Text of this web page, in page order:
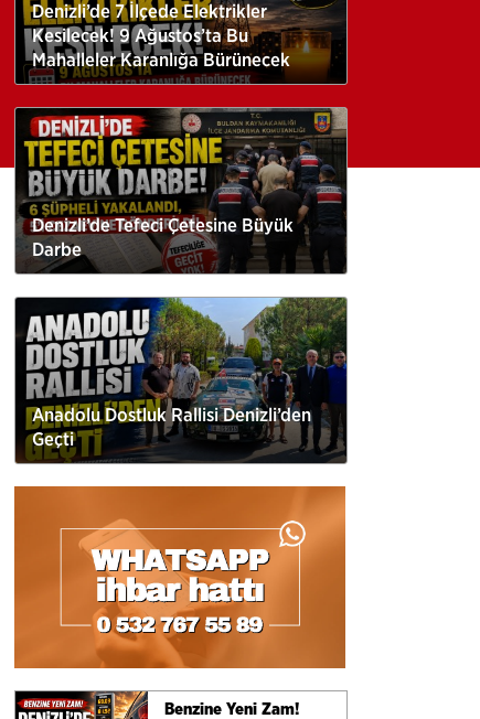
Denizli’de 7 İlçede Elektrikler
Kesilecek! 9 Ağustos’ta Bu
Mahalleler Karanlığa Bürünecek
Denizli’de Tefeci Çetesine Büyük
Darbe
Anadolu Dostluk Rallisi Denizli’den
Geçti
Benzine Yeni Zam!